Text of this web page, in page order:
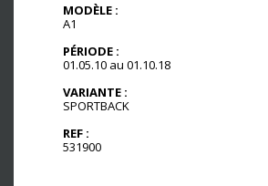
MODÈLE :
A1
PÉRIODE :
01.05.10 au 01.10.18
VARIANTE :
SPORTBACK
REF :
531900